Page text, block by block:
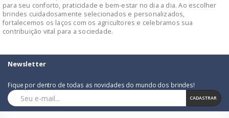
para seu conforto, praticidade e bem-estar no dia a dia. Ao escolher
brindes cuidadosamente selecionados e personalizados,
fortalecemos os laços com os agricultores e celebramos sua
contribuição vital para a sociedade.
Newsletter
Fique por dentro de todas as novidades do mundo dos brindes!
CADASTRAR